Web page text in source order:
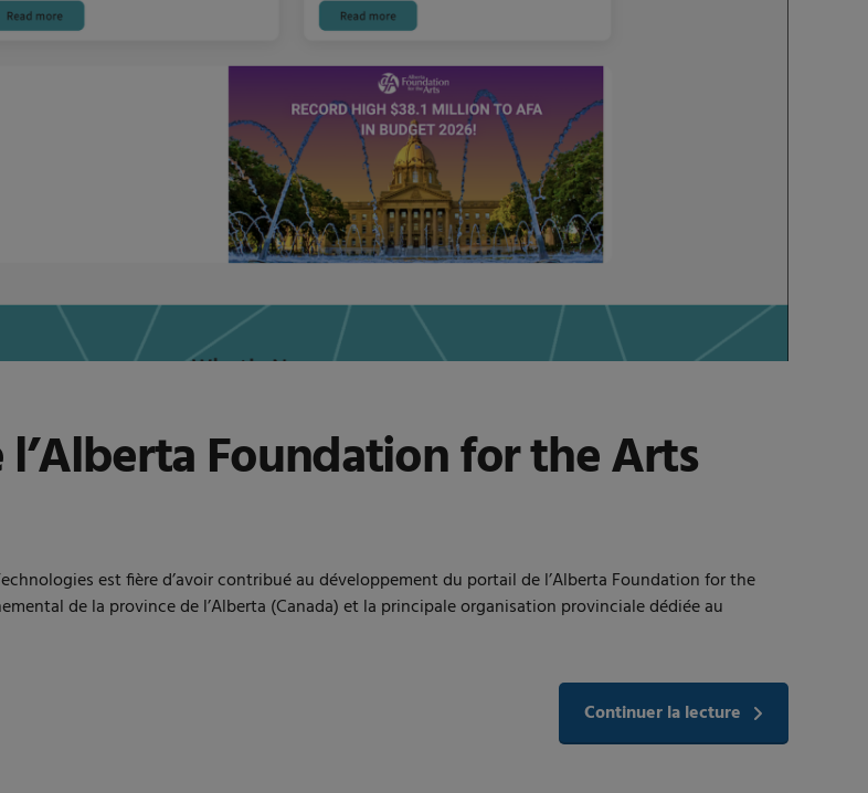
Foundation for the Arts
est fière d’avoir contribué au développement du portail de l’Alberta Foundation for the
de la province de l’Alberta (Canada) et la principale organisation provinciale dédiée au
Continuer la lecture